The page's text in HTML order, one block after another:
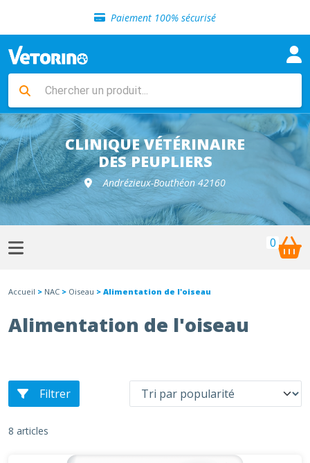
Paiement 100% sécurisé
Livraison gratuite en clinique vétérinaire
Sélection de croquettes vétérinaire
Livraison gratuite en clinique vétérinaire
Retour gratuit en clinique
Sélection de croquettes vétérinaire
CLINIQUE VÉTÉRINAIRE
DES PEUPLIERS
Andrézieux-Bouthéon 42160
0
Accueil > NAC > Oiseau > Alimentation de l'oiseau
Alimentation de l'oiseau
Filtrer
8 articles